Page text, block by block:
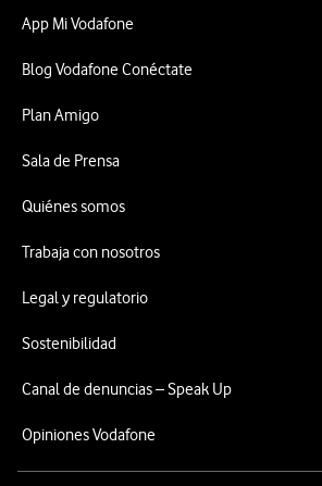
App Mi Vodafone
Blog Vodafone Conéctate
Plan Amigo
Sala de Prensa
Quiénes somos
Trabaja con nosotros
Legal y regulatorio
Sostenibilidad
Canal de denuncias – Speak Up
Opiniones Vodafone